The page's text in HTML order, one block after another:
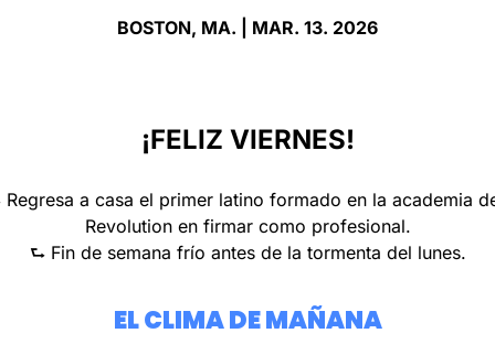
BOSTON, MA. | MAR. 13. 2026
¡FELIZ VIERNES!
a casa el primer latino formado en la academia
Revolution en firmar como profesional.
⮑ Fin de semana frío antes de la tormenta del lunes.
EL CLIMA DE MAÑANA